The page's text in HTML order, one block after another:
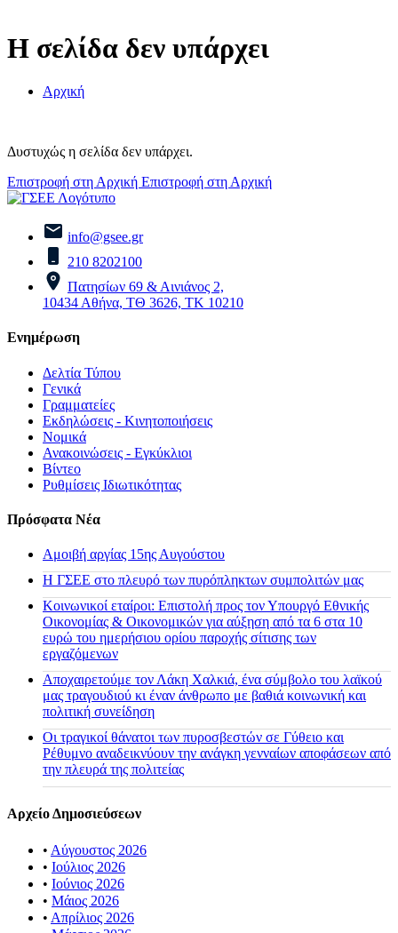
Η σελίδα δεν υπάρχει
Αρχική
Δυστυχώς η σελίδα δεν υπάρχει.
Επιστροφή στη Αρχική Επιστροφή στη Αρχική
info@gsee.gr
210 8202100
Πατησίων 69 & Αινιάνος 2,
10434 Αθήνα, ΤΘ 3626, ΤΚ 10210
Ενημέρωση
Δελτία Τύπου
Γενικά
Γραμματείες
Εκδηλώσεις - Κινητοποιήσεις
Νομικά
Ανακοινώσεις - Εγκύκλιοι
Βίντεο
Ρυθμίσεις Ιδιωτικότητας
Πρόσφατα Νέα
Αμοιβή αργίας 15ης Αυγούστου
H ΓΣΕΕ στο πλευρό των πυρόπληκτων συμπολιτών μας
Κοινωνικοί εταίροι: Επιστολή προς τον Υπουργό Εθνικής
Οικονομίας & Οικονομικών για αύξηση από τα 6 στα 10
ευρώ του ημερήσιου ορίου παροχής σίτισης των
εργαζόμενων
Αποχαιρετούμε τον Λάκη Χαλκιά, ένα σύμβολο του λαϊκού
μας τραγουδιού κι έναν άνθρωπο με βαθιά κοινωνική και
πολιτική συνείδηση
Οι τραγικοί θάνατοι των πυροσβεστών σε Γύθειο και
Ρέθυμνο αναδεικνύουν την ανάγκη γενναίων αποφάσεων από
την πλευρά της πολιτείας
Αρχείο Δημοσιεύσεων
• Αύγουστος 2026
• Ιούλιος 2026
• Ιούνιος 2026
• Μάιος 2026
• Απρίλιος 2026